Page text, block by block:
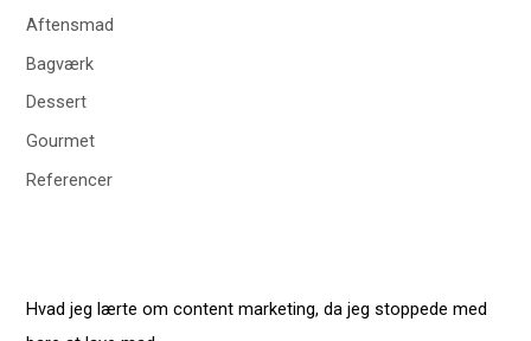
Aftensmad
Bagværk
Dessert
Gourmet
Referencer
Hvad jeg lærte om content marketing, da jeg stoppede med